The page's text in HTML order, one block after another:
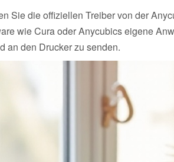
Sie die offiziellen Treiber von der
wie Cura oder Anycubics eigene
an den Drucker zu senden.